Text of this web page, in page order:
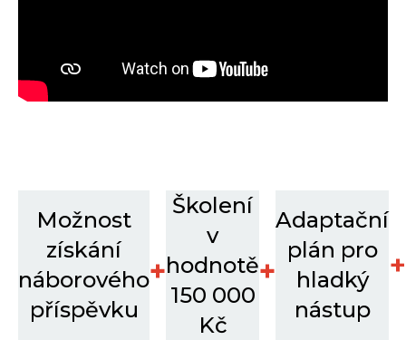
Možnost
získání
náborového
příspěvku
+
Školení
v
hodnotě
150 000
Kč
+
Adaptační
plán pro
hladký
nástup
+